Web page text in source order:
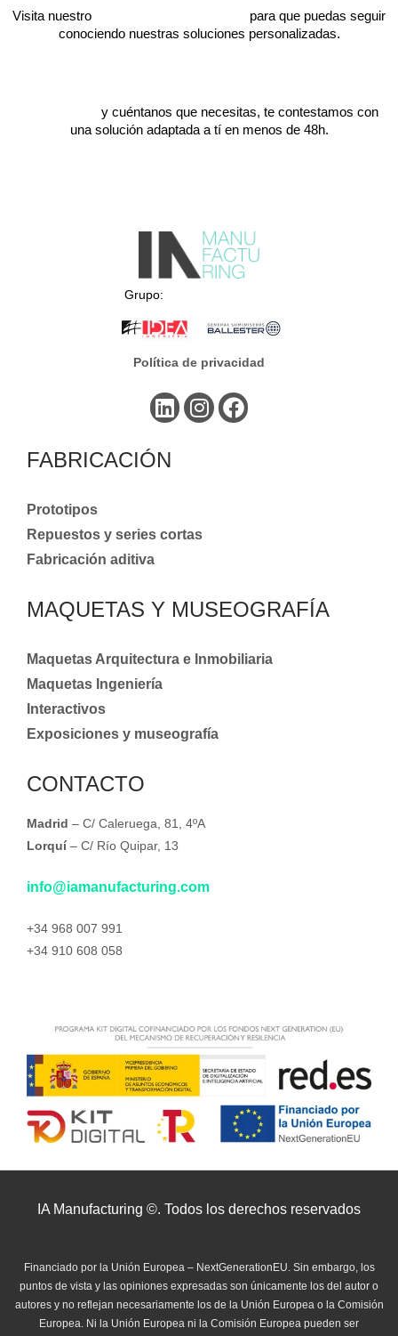
Visita nuestro
para que puedas seguir
conociendo nuestras soluciones personalizadas.
y cuéntanos que necesitas, te contestamos con
una solución adaptada a tí en menos de 48h.
Grupo:
Política de privacidad
FABRICACIÓN
Prototipos
Repuestos y series cortas
Fabricación aditiva
MAQUETAS Y MUSEOGRAFÍA
Maquetas Arquitectura e Inmobiliaria
Maquetas Ingeniería
Interactivos
Exposiciones y museografía
CONTACTO
Madrid – C/ Caleruega, 81, 4ºA
Lorquí– C/ Río Quipar, 13
info@iamanufacturing.com
+34 968 007 991
+34 910 608 058
IA Manufacturing ©. Todos los derechos reservados
Financiado por la Unión Europea – NextGenerationEU. Sin embargo, los
puntos de vista y las opiniones expresadas son únicamente los del autor o
autores y no reflejan necesariamente los de la Unión Europea o la Comisión
Europea. Ni la Unión Europea ni la Comisión Europea pueden ser